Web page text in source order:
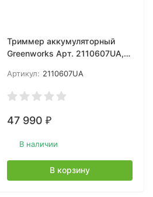
Триммер аккумуляторный
Greenworks Арт. 2110607UA,
1хАКБ 2.5 Ач. и ЗУ
Артикул: 2110607UA
47 990 ₽
В наличии
В корзину